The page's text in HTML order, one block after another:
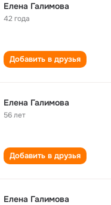
Елена Галимова
42 года
Добавить в друзья
Елена Галимова
56 лет
Добавить в друзья
Елена Галимова